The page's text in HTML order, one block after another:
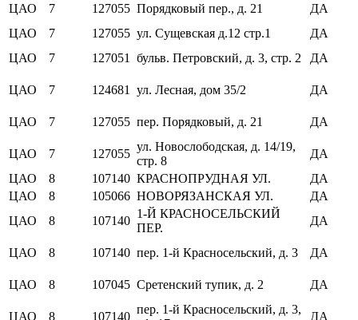
ЦАО 7 127055 Порядковый пер., д. 21
ДА
ЦАО
7 127055 ул. Сущевская д.12 стр.1
ДА
ЦАО
7 127051 бульв. Петровский, д. 3, стр. 2 ДА
ЦАО 7 124681 ул. Лесная, дом 35/2 ДА
ЦАО 7 127055 пер. Порядковый, д. 21 ДА
ЦАО 7 127055
ул. Новослободская, д. 14/19,
стр. 8
ДА
ЦАО
8 107140 КРАСНОПРУДНАЯ УЛ.
ДА
ЦАО
8 105066 НОВОРЯЗАНСКАЯ УЛ.
ДА
ЦАО
8 107140
1-Й КРАСНОСЕЛЬСКИЙ
ПЕР.
ДА
ЦАО 8 107140 пер. 1-й Красносельский, д. 3 ДА
ЦАО 8 107045 Сретенский тупик, д. 2 ДА
ЦАО 8 107140
пер. 1-й Красносельский, д. 3,
ДА